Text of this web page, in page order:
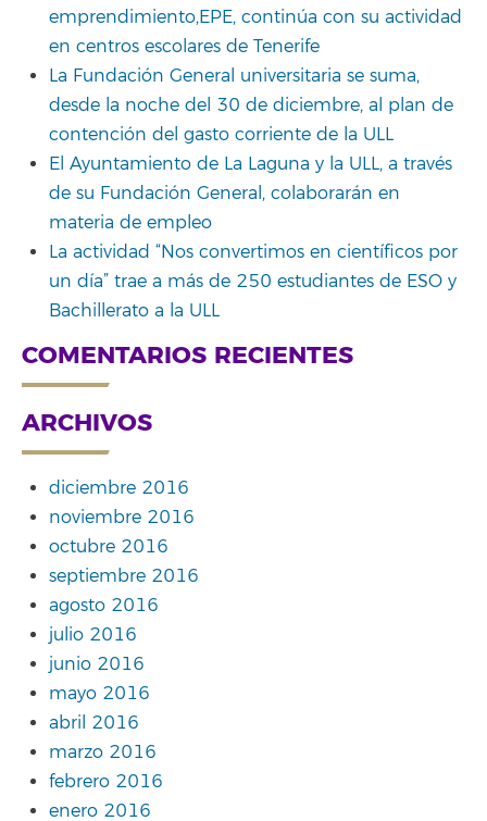
emprendimiento,EPE, continúa con su actividad
en centros escolares de Tenerife
La Fundación General universitaria se suma,
desde la noche del 30 de diciembre, al plan de
contención del gasto corriente de la ULL
El Ayuntamiento de La Laguna y la ULL, a través
de su Fundación General, colaborarán en
materia de empleo
La actividad “Nos convertimos en científicos por
un día” trae a más de 250 estudiantes de ESO y
Bachillerato a la ULL
COMENTARIOS RECIENTES
ARCHIVOS
diciembre 2016
noviembre 2016
octubre 2016
septiembre 2016
agosto 2016
julio 2016
junio 2016
mayo 2016
abril 2016
marzo 2016
febrero 2016
enero 2016